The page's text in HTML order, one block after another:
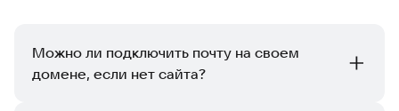
Можно ли подключить почту на своем
домене, если нет сайта?